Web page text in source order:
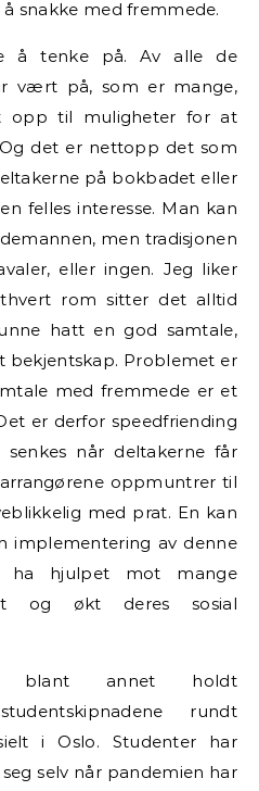
snakke med fremmede.
å tenke på. Av alle de
vært på, som er mange,
til muligheter for at
det er nettopp det som
på bokbadet eller
felles interesse. Man kan
men tradisjonen
eller ingen. Jeg liker
rom sitter det alltid
hatt en god samtale,
bekjentskap. Problemet er
med fremmede er et
er derfor speedfriending
senkes når deltakerne får
oppmuntrer til
med prat. En kan
implementering av denne
ha hjulpet mot mange
og økt deres sosial
blant annet holdt
rundt
i Oslo. Studenter har
selv når pandemien har